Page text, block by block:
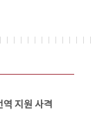
지원 사격